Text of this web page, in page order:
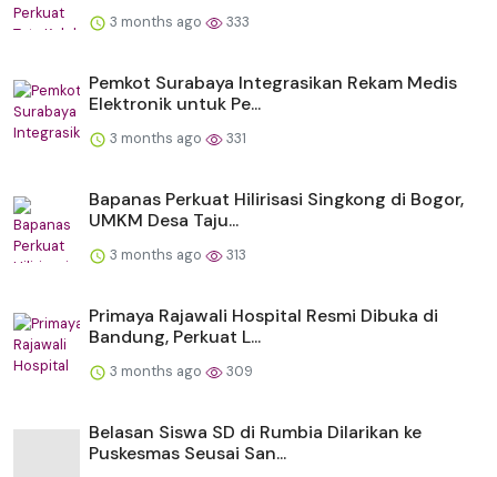
3 months ago 333
Pemkot Surabaya Integrasikan Rekam Medis
Elektronik untuk Pe...
3 months ago 331
Bapanas Perkuat Hilirisasi Singkong di Bogor,
UMKM Desa Taju...
3 months ago 313
Primaya Rajawali Hospital Resmi Dibuka di
Bandung, Perkuat L...
3 months ago 309
Belasan Siswa SD di Rumbia Dilarikan ke
Puskesmas Seusai San...